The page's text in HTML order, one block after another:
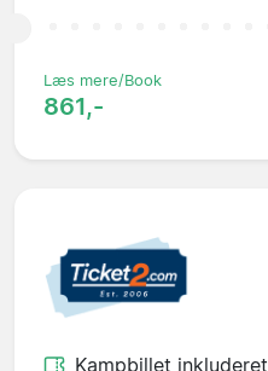
Læs mere/Book
861,-
Kampbillet inkluderet